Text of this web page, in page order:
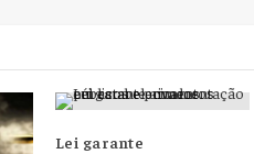
Lei garante